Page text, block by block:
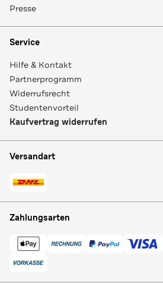
Presse
Service
Hilfe & Kontakt
Partnerprogramm
Widerrufsrecht
Studentenvorteil
Kaufvertrag widerrufen
Versandart
Zahlungsarten